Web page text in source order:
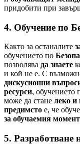
придобити при
4. Обучение по
Както за останалите
обучението по
позволява да знаете
и кой не е. С
дискусионни
ресурси, обучението
може да стане леко и
предимсто е, че
за обучаемия
5. Разработване